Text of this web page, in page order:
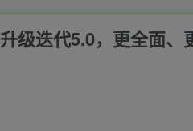
级迭代5.0，更全面